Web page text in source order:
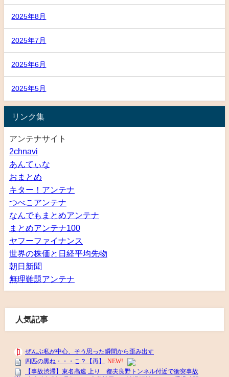
2025年8月
2025年7月
2025年6月
2025年5月
リンク集
アンテナサイト
2chnavi
あんてぃな
おまとめ
キター！アンテナ
つべこアンテナ
なんでもまとめアンテナ
まとめアンテナ100
ヤフーファイナンス
世界の株価と日経平均先物
朝日新聞
無理難題アンテナ
人気記事